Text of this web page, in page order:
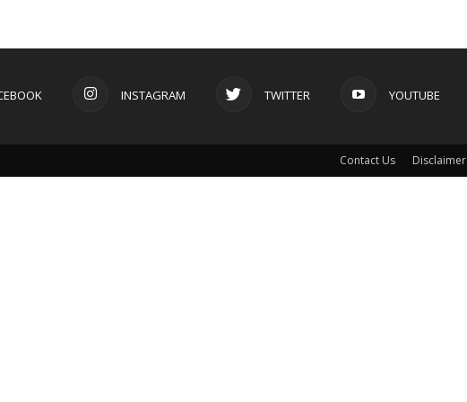
INSTAGRAM TWITTER YOUTUBE
Contact Us Disclaimer